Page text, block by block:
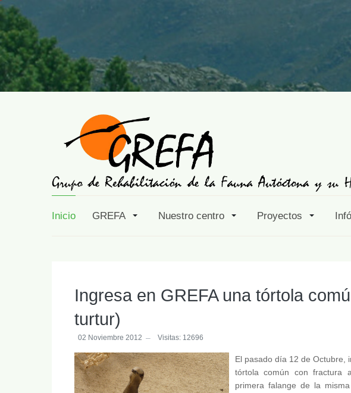
Inicio GREFA Nuestro centro Proyectos
Ingresa en GREFA una tórtola
turtur)
02 Noviembre 2012 Visitas: 12696
El pasado día 12 de Octubre,
tórtola común con fractura
primera falange de la